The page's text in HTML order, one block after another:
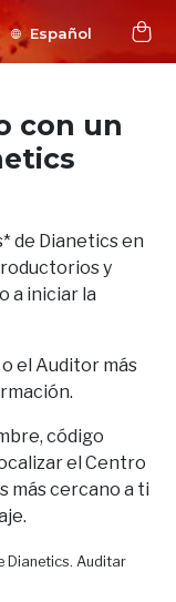
Español
con un
de Dianetics en
y
a iniciar la
el Auditor más
código
el Centro
más cercano a ti
Dianetics. Auditar